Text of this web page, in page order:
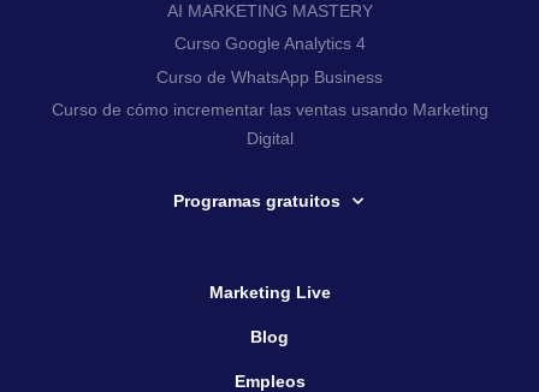
AI MARKETING MASTERY
Curso Google Analytics 4
Curso de WhatsApp Business
Curso de cómo incrementar las ventas usando Marketing
Digital
Programas gratuitos
Marketing Live
Blog
Empleos